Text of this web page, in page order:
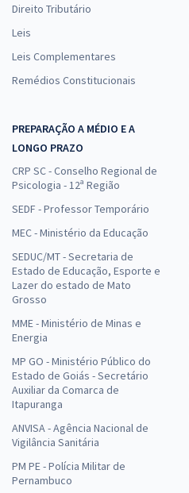
Direito Tributário
Leis
Leis Complementares
Remédios Constitucionais
PREPARAÇÃO A MÉDIO E A
LONGO PRAZO
CRP SC - Conselho Regional de
Psicologia - 12ª Região
SEDF - Professor Temporário
MEC - Ministério da Educação
SEDUC/MT - Secretaria de
Estado de Educação, Esporte e
Lazer do estado de Mato
Grosso
MME - Ministério de Minas e
Energia
MP GO - Ministério Público do
Estado de Goiás - Secretário
Auxiliar da Comarca de
Itapuranga
ANVISA - Agência Nacional de
Vigilância Sanitária
PM PE - Polícia Militar de
Pernambuco